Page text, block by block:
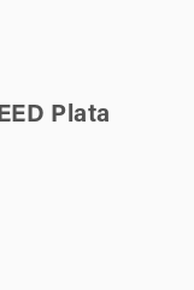
Plata